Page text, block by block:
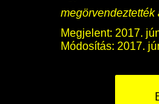
megörvendeztették
Megjelent: 2017.
Módosítás: 2017.